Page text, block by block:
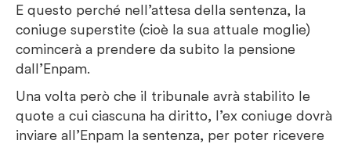
E questo perché nell’attesa della sentenza, la
coniuge superstite (cioè la sua attuale moglie)
comincerà a prendere da subito la pensione
dall’Enpam.
Una volta però che il tribunale avrà stabilito le
quote a cui ciascuna ha diritto, l’ex coniuge dovrà
inviare all’Enpam la sentenza, per poter ricevere